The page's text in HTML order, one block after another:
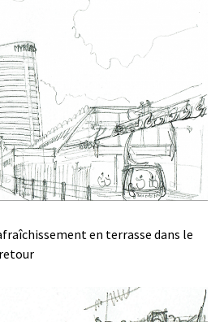
en terrasse dans le